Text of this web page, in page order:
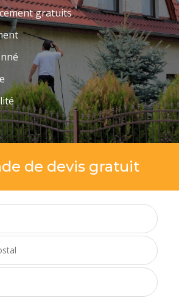
gratuits
de devis gratuit